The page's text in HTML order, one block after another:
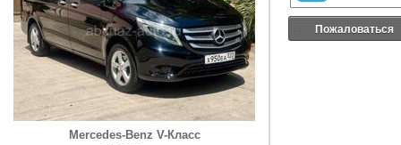
Mercedes-Benz V-Класс
Пожаловаться